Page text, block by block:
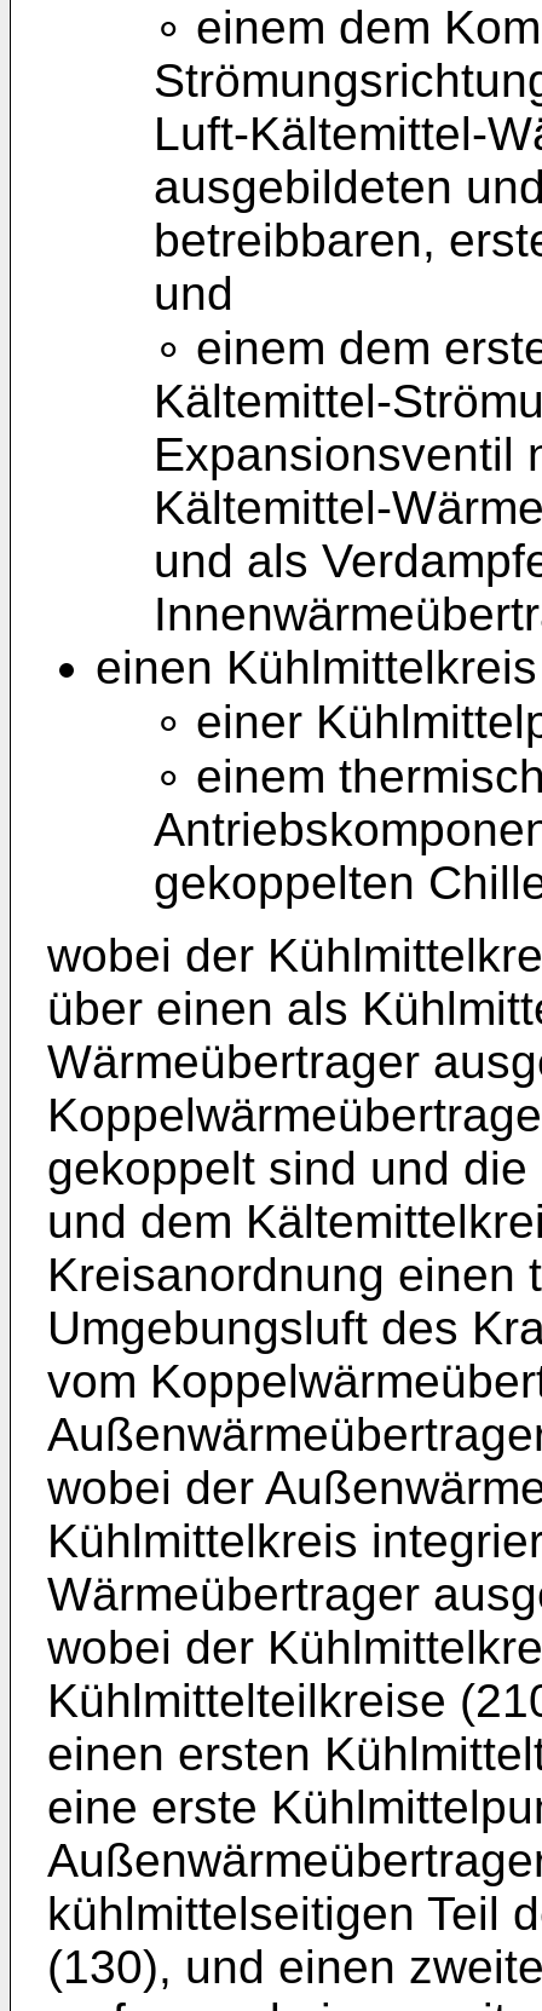
∘ einem dem
Luft-Kältemittel-
ausgebildeten
betreibbaren,
und
∘ einem dem
Kältemittel-
Expansionsventil
Kältemittel-
und als
einen
∘ einer
∘ einem
gekoppelten
wobei der
über einen als
Wärmeübertrager
gekoppelt sind und
und dem
Kreisanordnung einen
Umgebungsluft des
vom
wobei der
Kühlmittelkreis
Wärmeübertrager
wobei der
Kühlmittelteilkreise
einen ersten
eine erste
kühlmittelseitigen Teil
(130), und einen